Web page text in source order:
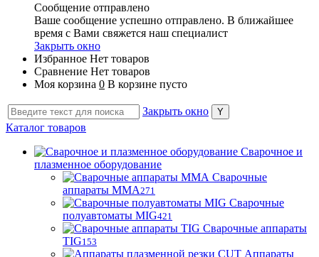
Сообщение отправлено
Ваше сообщение успешно отправлено. В ближайшее
время с Вами свяжется наш специалист
Закрыть окно
Избранное Нет товаров
Сравнение Нет товаров
Моя корзина 0 В корзине пусто
Закрыть окно
Каталог товаров
Сварочное и
плазменное оборудование
Сварочные
аппараты MMA271
Сварочные
полуавтоматы MIG421
Сварочные аппараты
TIG153
Аппараты